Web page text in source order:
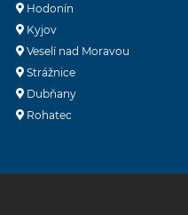
Hodonín
Kyjov
Veselí nad Moravou
Strážnice
Dubňany
Rohatec